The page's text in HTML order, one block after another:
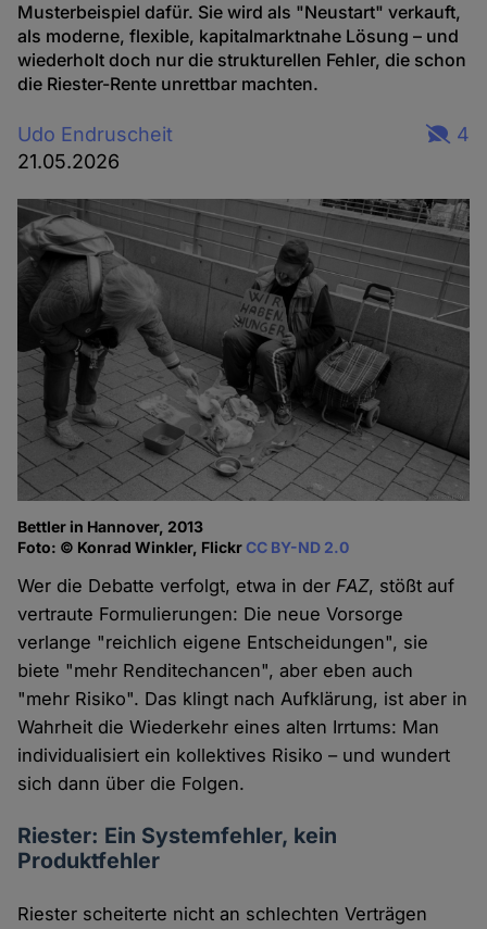
Musterbeispiel dafür. Sie wird als "Neustart" verkauft,
als moderne, flexible, kapitalmarktnahe Lösung – und
wiederholt doch nur die strukturellen Fehler, die schon
die Riester-Rente unrettbar machten.
Udo Endruscheit
21.05.2026
4
Bettler in Hannover, 2013
Foto: © Konrad Winkler, FlickrCC BY-ND 2.0
Wer die Debatte verfolgt, etwa in der FAZ, stößt auf
vertraute Formulierungen: Die neue Vorsorge
verlange "reichlich eigene Entscheidungen", sie
biete "mehr Renditechancen", aber eben auch
"mehr Risiko". Das klingt nach Aufklärung, ist aber in
Wahrheit die Wiederkehr eines alten Irrtums: Man
individualisiert ein kollektives Risiko – und wundert
sich dann über die Folgen.
Riester: Ein Systemfehler, kein
Produktfehler
Riester scheiterte nicht an schlechten Verträgen